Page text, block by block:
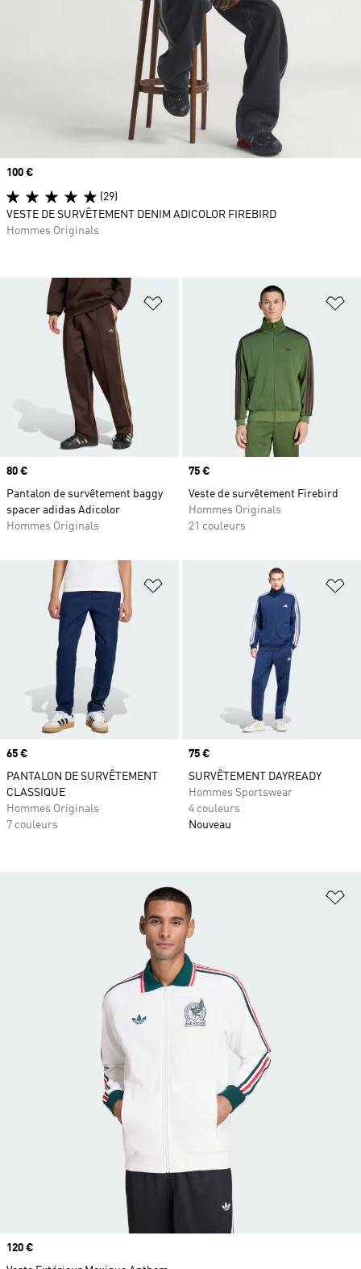
Ajouter à la Liste de produits
Prix
80 €
Pantalon de survêtement baggy
spacer adidas Adicolor
Hommes Originals
Prix
75 €
Veste de survêtement Firebird
Hommes Originals
21 couleurs
Ajouter à la Liste de produits
Prix
65 €
PANTALON DE SURVÊTEMENT
CLASSIQUE
Hommes Originals
7 couleurs
Prix
75 €
SURVÊTEMENT DAYREADY
Hommes Sportswear
4 couleurs
Nouveau
Prix
100 €
(29)
VESTE DE SURVÊTEMENT DENIM ADICOLOR FIREBIRD
Hommes Originals
Prix
120 €